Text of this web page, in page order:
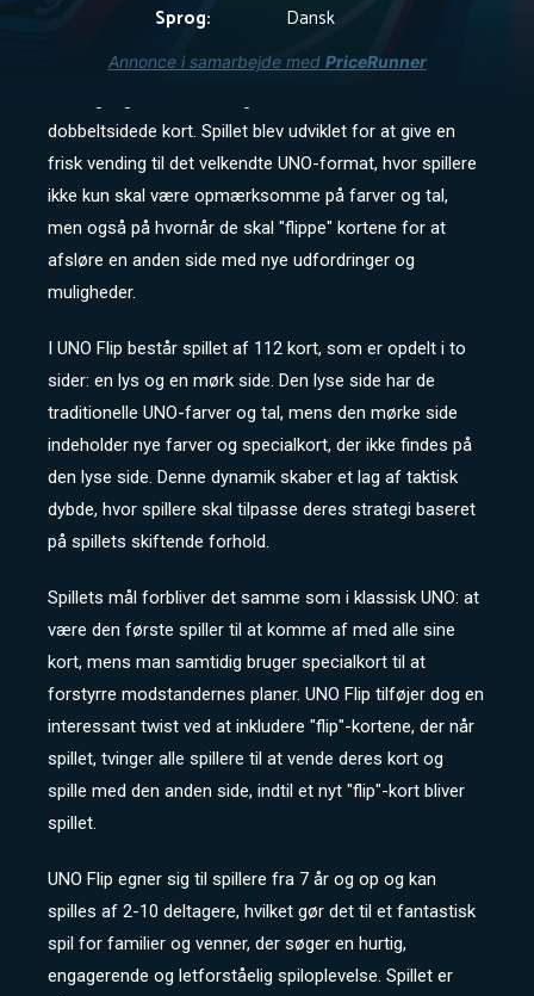
Sprog:
Dansk
Annonce i samarbejde med PriceRunner
UNO Flip er en spændende variation af det klassiske
kortspil UNO, der introducerer en ny dimension af
dobbeltsidede kort. Spillet blev udviklet for at give en
frisk vending til det velkendte UNO-format, hvor spillere
ikke kun skal være opmærksomme på farver og tal,
men også på hvornår de skal "flippe" kortene for at
afsløre en anden side med nye udfordringer og
muligheder.
I UNO Flip består spillet af 112 kort, som er opdelt i to
sider: en lys og en mørk side. Den lyse side har de
traditionelle UNO-farver og tal, mens den mørke side
indeholder nye farver og specialkort, der ikke findes på
den lyse side. Denne dynamik skaber et lag af taktisk
dybde, hvor spillere skal tilpasse deres strategi baseret
på spillets skiftende forhold.
Spillets mål forbliver det samme som i klassisk UNO: at
være den første spiller til at komme af med alle sine
kort, mens man samtidig bruger specialkort til at
forstyrre modstandernes planer. UNO Flip tilføjer dog en
interessant twist ved at inkludere "flip"-kortene, der når
spillet, tvinger alle spillere til at vende deres kort og
spille med den anden side, indtil et nyt "flip"-kort bliver
spillet.
UNO Flip egner sig til spillere fra 7 år og op og kan
spilles af 2-10 deltagere, hvilket gør det til et fantastisk
spil for familier og venner, der søger en hurtig,
engagerende og letforståelig spiloplevelse. Spillet er